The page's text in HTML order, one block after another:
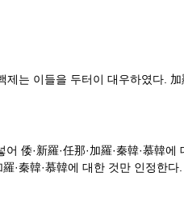
는 이들을 두터이 대우하였다.
倭·新羅·任那·加羅·秦韓·慕韓
·秦韓·慕韓에 대한 것만 인정한